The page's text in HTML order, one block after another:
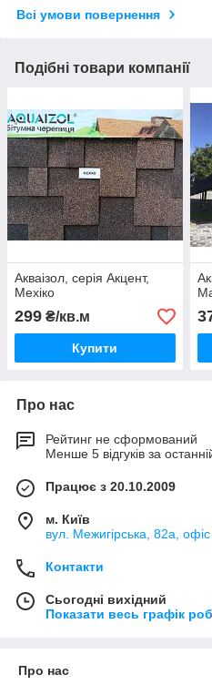
Всі умови повернення
Подібні товари компанії
Акваізол, серія Акцент,
Мехіко
299 ₴/кв.м
Купити
Про нас
Рейтинг не сформований
Менше 5 відгуків за
Працює з 20.10.2009
м. Київ
вул. Межигірська, 82а,
Контакти
Сьогодні вихідний
Показати весь графік
Про нас